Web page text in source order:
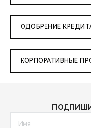
ОДОБРЕНИЕ
КОРПОРАТИВНЫЕ